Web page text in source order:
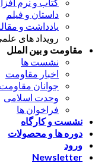
داستان و فیلم
یادداشت و
رویداد های
مقاومت و بین الملل
نشست ها
اخبار مقاومت
جوانان مقاومت
وحدت اسلامی
فراخوان ها
نشست و کارگاه
دوره ها و محصولات
ورود
Newsletter